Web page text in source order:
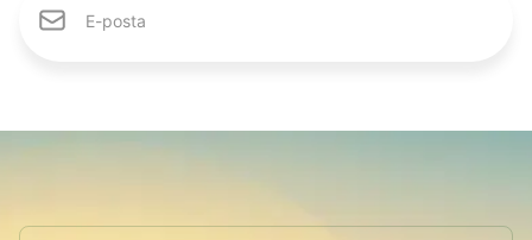
tuzsuz tereyağı, taze tüketime mükemmel uyum sağlar.
yeri mutfaklarından üretim ve hizmet sektörlerine kadar